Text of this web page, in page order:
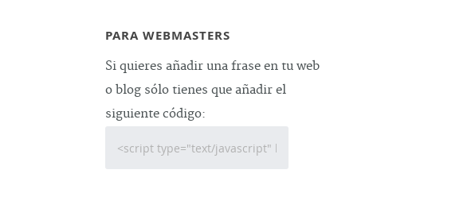
PARA WEBMASTERS
Si quieres añadir una frase en tu web
o blog sólo tienes que añadir el
siguiente código: